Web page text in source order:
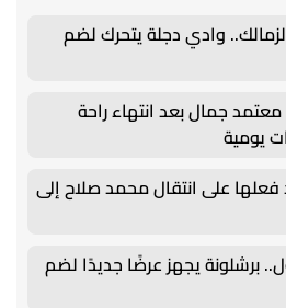
وادي دجلة يتحرك لضم
جمال بعد انتهاء راحة
يومية
على انتقال محمد صلاح إلى
برشلونة يجهز عرضًا جديدًا لضم